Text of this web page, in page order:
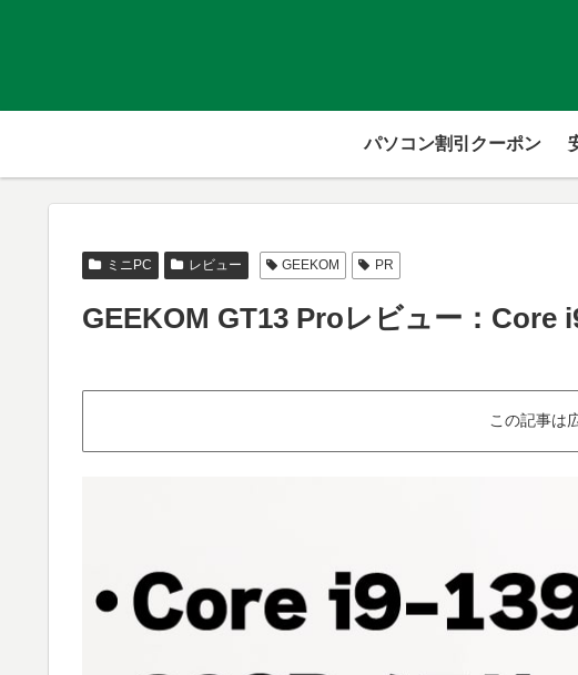
パソコン割引クーポン
ミニPC レビュー GEEKOM PR
GEEKOM GT13 Proレビュー：Core
この記事は